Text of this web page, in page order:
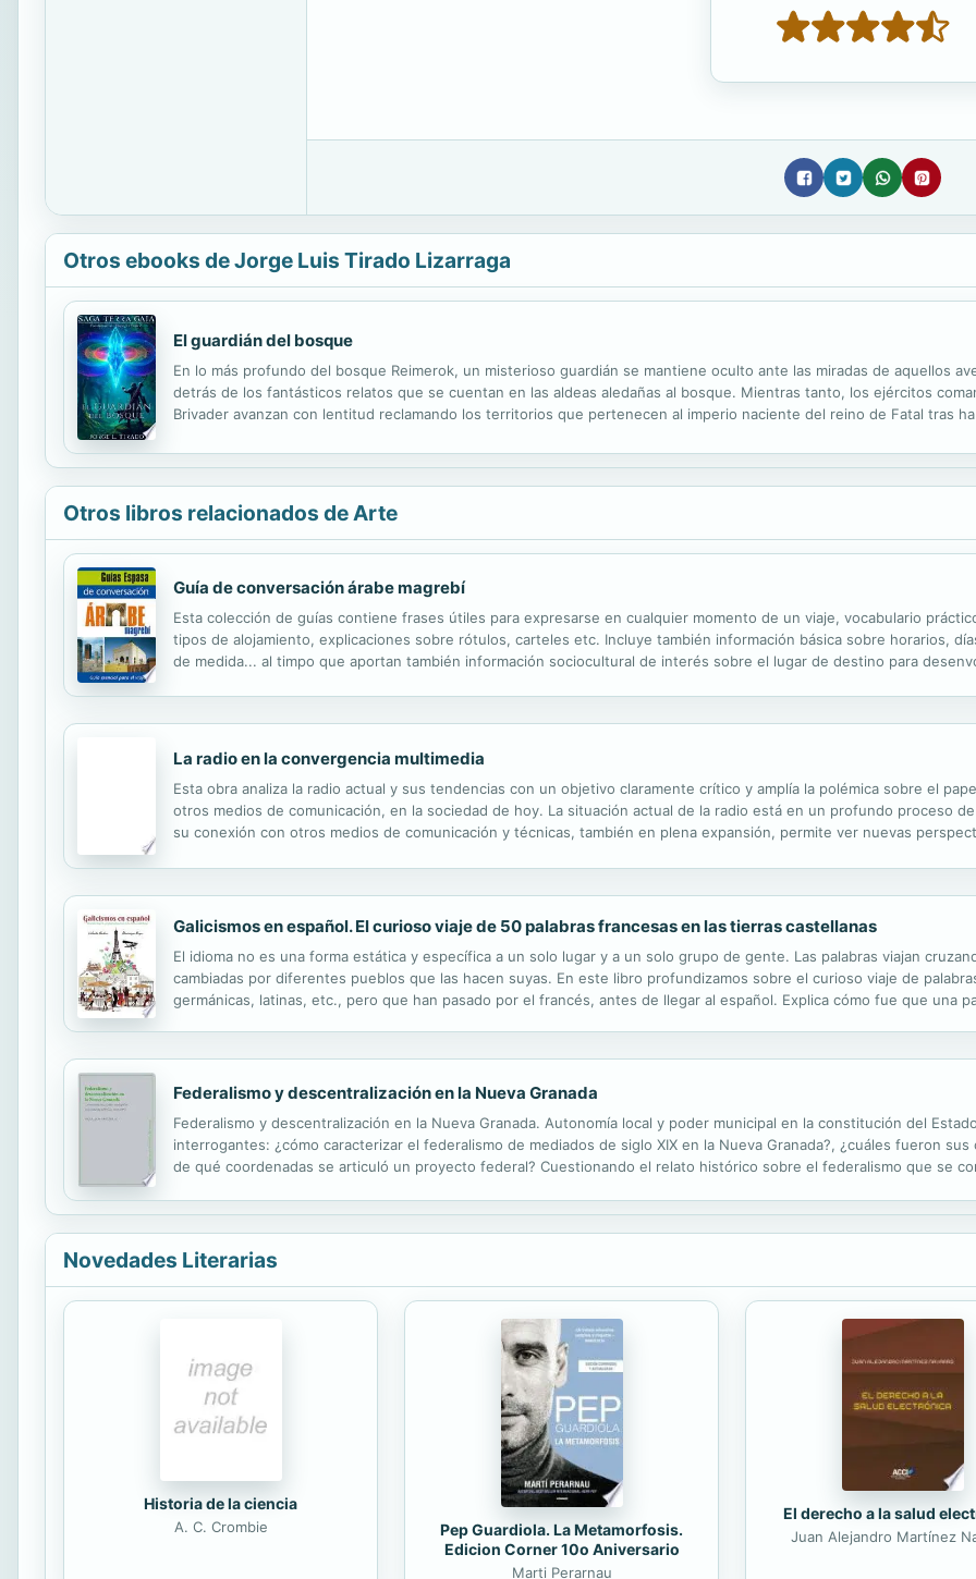
Otros ebooks de Jorge Luis Tirado Lizarraga
El guardián del bosque
En lo más profundo del bosque Reimerok, un misterioso guardián se mantiene oculto ante las miradas de aquellos
detrás de los fantásticos relatos que se cuentan en las aldeas aledañas al bosque. Mientras tanto, los ejércitos
Brivader avanzan con lentitud reclamando los territorios que pertenecen al imperio naciente del reino de Fatal tras
Otros libros relacionados de Arte
Guía de conversación árabe magrebí
Esta colección de guías contiene frases útiles para expresarse en cualquier momento de un viaje, vocabulario
tipos de alojamiento, explicaciones sobre rótulos, carteles etc. Incluye también información básica sobre horarios,
de medida... al timpo que aportan también información sociocultural de interés sobre el lugar de destino para
La radio en la convergencia multimedia
Esta obra analiza la radio actual y sus tendencias con un objetivo claramente crítico y amplía la polémica sobre el
otros medios de comunicación, en la sociedad de hoy. La situación actual de la radio está en un profundo proceso
su conexión con otros medios de comunicación y técnicas, también en plena expansión, permite ver nuevas
Galicismos en español. El curioso viaje de 50 palabras francesas en las tierras castellanas
El idioma no es una forma estática y específica a un solo lugar y a un solo grupo de gente. Las palabras viajan
cambiadas por diferentes pueblos que las hacen suyas. En este libro profundizamos sobre el curioso viaje de
germánicas, latinas, etc., pero que han pasado por el francés, antes de llegar al español. Explica cómo fue que una
Federalismo y descentralización en la Nueva Granada
Federalismo y descentralización en la Nueva Granada. Autonomía local y poder municipal en la constitución del
interrogantes: ¿cómo caracterizar el federalismo de mediados de siglo XIX en la Nueva Granada?, ¿cuáles fueron
de qué coordenadas se articuló un proyecto federal? Cuestionando el relato histórico sobre el federalismo que se
Novedades Literarias
Historia de la ciencia
A. C. Crombie
Pep Guardiola. La Metamorfosis.
Edicion Corner 10o Aniversario
Marti Perarnau
El derecho a la salud
Juan Alejandro Martínez